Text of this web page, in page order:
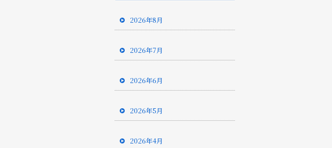
2026年8月
2026年7月
2026年6月
2026年5月
2026年4月